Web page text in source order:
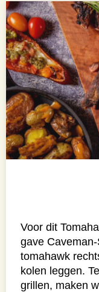
Voor dit
gave
tomahawk
kolen leggen.
grillen, maken